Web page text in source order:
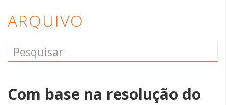
ARQUIVO
Com base na resolução do